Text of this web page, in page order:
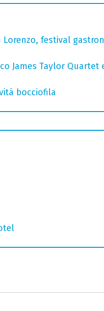
Lorenzo, festival
James Taylor Quartet
bocciofila